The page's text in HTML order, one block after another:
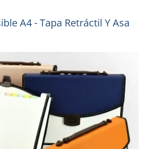
A4 - Tapa Retráctil Y Asa